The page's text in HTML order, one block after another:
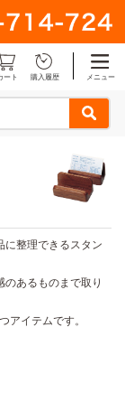
ート 購入履歴 メニュー
に整理できるスタン
あるものまで取り
アイテムです。